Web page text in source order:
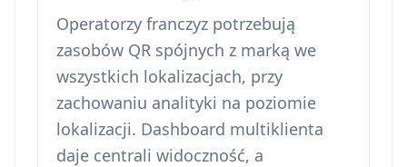
Operatorzy franczyz potrzebują
zasobów QR spójnych z marką we
wszystkich lokalizacjach, przy
zachowaniu analityki na poziomie
lokalizacji. Dashboard multiklienta
daje centrali widoczność, a